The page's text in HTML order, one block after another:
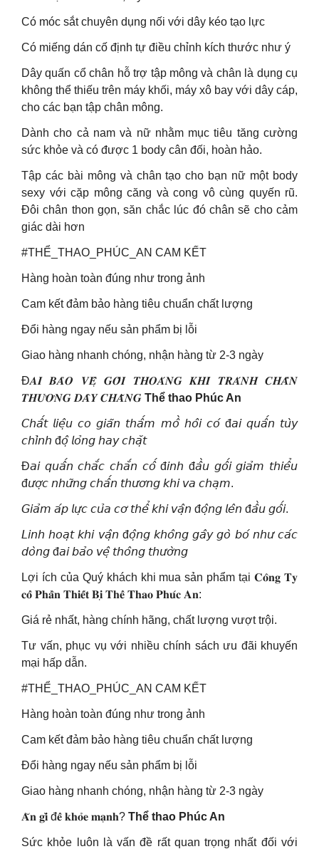
Có móc sắt chuyên dụng nối với dây kéo tạo lực
Có miếng dán cố định tự điều chỉnh kích thước như ý
Dây quấn cổ chân hỗ trợ tập mông và chân là dụng cụ
không thể thiếu trên máy khối, máy xô bay với dây cáp,
cho các bạn tập chân mông.
Dành cho cả nam và nữ nhằm mục tiêu tăng cường
sức khỏe và có được 1 body cân đối, hoàn hảo.
Tập các bài mông và chân tạo cho bạn nữ một body
sexy với cặp mông căng và cong vô cùng quyến rũ.
Đôi chân thon gọn, săn chắc lúc đó chân sẽ cho cảm
giác dài hơn
#THỂ_THAO_PHÚC_AN CAM KẾT
Hàng hoàn toàn đúng như trong ảnh
Cam kết đảm bảo hàng tiêu chuẩn chất lượng
Đổi hàng ngay nếu sản phẩm bị lỗi
Giao hàng nhanh chóng, nhận hàng từ 2-3 ngày
Đ𝑨𝑰 𝑩𝑨̉𝑶 𝑽𝑬̣̂ 𝑮𝑶̂́𝑰 𝑻𝑯𝑶𝑨́𝑵𝑮 𝑲𝑯𝑰́ 𝑻𝑹𝑨́𝑵𝑯 𝑪𝑯𝑨̂́𝑵
𝑻𝑯𝑼̛𝑶̛𝑵𝑮 𝑫𝑨̂𝒀 𝑪𝑯𝑨̆̀𝑵𝑮 Thể thao Phúc An
𝘊𝘩𝘢̂́𝘵 𝘭𝘪𝘦̣̂𝘶 𝘤𝘰 𝘨𝘪𝘢̃𝘯 𝘵𝘩𝘢̂́𝘮 𝘮𝘰̂̀ 𝘩𝘰̂𝘪 𝘤𝘰́ đ𝘢𝘪 𝘲𝘶𝘢̂́𝘯 𝘵𝘶̀𝘺
𝘤𝘩𝘪̉𝘯𝘩 đ𝘰̣̂ 𝘭𝘰̉𝘯𝘨 𝘩𝘢𝘺 𝘤𝘩𝘢̣̆𝘵
Đ𝘢𝘪 𝘲𝘶𝘢̂́𝘯 𝘤𝘩𝘢̆́𝘤 𝘤𝘩𝘢̆́𝘯 𝘤𝘰̂́ đ𝘪𝘯𝘩 đ𝘢̂̀𝘶 𝘨𝘰̂́𝘪 𝘨𝘪𝘢̉𝘮 𝘵𝘩𝘪𝘦̂̉𝘶
đ𝘶̛𝘰̛̣𝘤 𝘯𝘩𝘶̛̃𝘯𝘨 𝘤𝘩𝘢̂́𝘯 𝘵𝘩𝘶̛𝘰̛𝘯𝘨 𝘬𝘩𝘪 𝘷𝘢 𝘤𝘩𝘢̣𝘮.
𝘎𝘪𝘢̉𝘮 𝘢́𝘱 𝘭𝘶̛̣𝘤 𝘤𝘶̉𝘢 𝘤𝘰̛ 𝘵𝘩𝘦̂̉ 𝘬𝘩𝘪 𝘷𝘢̣̂𝘯 đ𝘰̣̂𝘯𝘨 𝘭𝘦̂𝘯 đ𝘢̂̀𝘶 𝘨𝘰̂́𝘪.
𝘓𝘪𝘯𝘩 𝘩𝘰𝘢̣𝘵 𝘬𝘩𝘪 𝘷𝘢̣̂𝘯 đ𝘰̣̂𝘯𝘨 𝘬𝘩𝘰̂𝘯𝘨 𝘨𝘢̂𝘺 𝘨𝘰̀ 𝘣𝘰́ 𝘯𝘩𝘶̛ 𝘤𝘢́𝘤
𝘥𝘰̀𝘯𝘨 đ𝘢𝘪 𝘣𝘢̉𝘰 𝘷𝘦̣̂ 𝘵𝘩𝘰̂𝘯𝘨 𝘵𝘩𝘶̛𝘰̛̀𝘯𝘨
Lợi ích của Quý khách khi mua sản phẩm tại 𝐂𝐨̂𝐧𝐠 𝐓𝐲
𝐜𝐨̂̉ 𝐏𝐡𝐚̂̀𝐧 𝐓𝐡𝐢𝐞̂́𝐭 𝐁𝐢̣ 𝐓𝐡𝐞̂̉ 𝐓𝐡𝐚𝐨 𝐏𝐡𝐮́𝐜 𝐀𝐧:
Giá rẻ nhất, hàng chính hãng, chất lượng vượt trội.
Tư vấn, phục vụ với nhiều chính sách ưu đãi khuyến
mại hấp dẫn.
#THỂ_THAO_PHÚC_AN CAM KẾT
Hàng hoàn toàn đúng như trong ảnh
Cam kết đảm bảo hàng tiêu chuẩn chất lượng
Đổi hàng ngay nếu sản phẩm bị lỗi
Giao hàng nhanh chóng, nhận hàng từ 2-3 ngày
𝐀̆𝐧 𝐠𝐢̀ đ𝐞̂̉ 𝐤𝐡𝐨̉𝐞 𝐦𝐚̣𝐧𝐡? Thể thao Phúc An
Sức khỏe luôn là vấn đề rất quan trọng nhất đối với